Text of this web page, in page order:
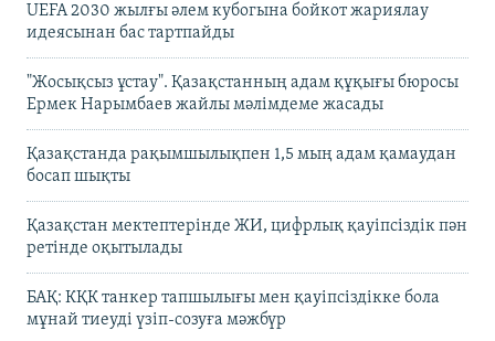
UEFA 2030 жылғы әлем кубогына бойкот жариялау
идеясынан бас тартпайды
"Жосықсыз ұстау". Қазақстанның адам құқығы бюросы
Ермек Нарымбаев жайлы мәлімдеме жасады
Қазақстанда рақымшылықпен 1,5 мың адам қамаудан
босап шықты
Қазақстан мектептерінде ЖИ, цифрлық қауіпсіздік пән
ретінде оқытылады
БАҚ: КҚК танкер тапшылығы мен қауіпсіздікке бола
мұнай тиеуді үзіп-созуға мәжбүр